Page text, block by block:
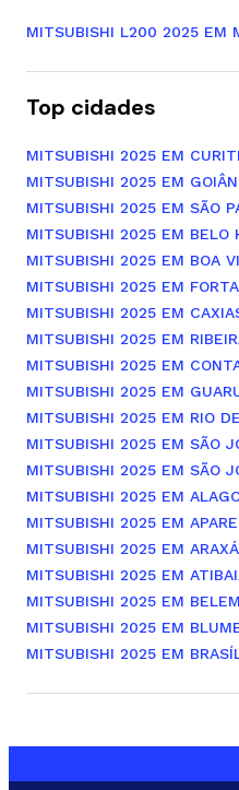
MITSUBISHI L200 2025 EM
Top cidades
MITSUBISHI 2025 EM
MITSUBISHI 2025 EM
MITSUBISHI 2025 EM SÃO
MITSUBISHI 2025 EM BELO
MITSUBISHI 2025 EM BOA
MITSUBISHI 2025 EM
MITSUBISHI 2025 EM
MITSUBISHI 2025 EM
MITSUBISHI 2025 EM
MITSUBISHI 2025 EM
MITSUBISHI 2025 EM RIO
MITSUBISHI 2025 EM SÃO
MITSUBISHI 2025 EM SÃO
MITSUBISHI 2025 EM
MITSUBISHI 2025 EM
MITSUBISHI 2025 EM ARAXÁ
MITSUBISHI 2025 EM
MITSUBISHI 2025 EM BELEM
MITSUBISHI 2025 EM
MITSUBISHI 2025 EM